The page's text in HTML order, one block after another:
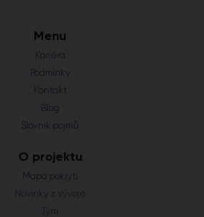
Menu
Kariéra
Podmínky
Kontakt
Blog
Slovník pojmů
O projektu
Mapa pokrytí
Novinky z vývoje
Tým